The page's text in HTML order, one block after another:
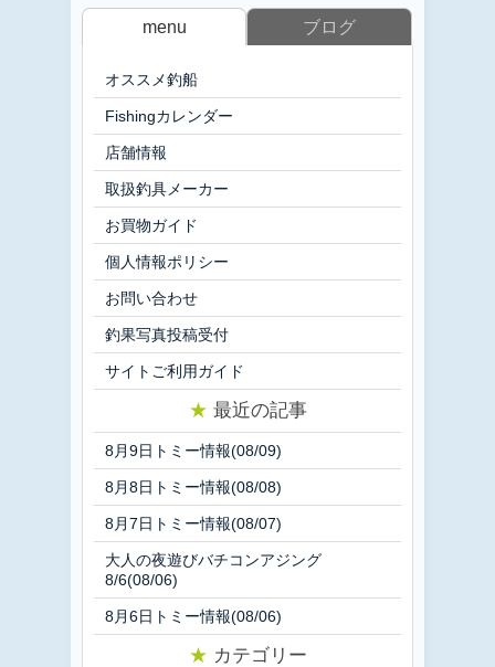
menu ブログ
オススメ釣船
Fishingカレンダー
店舗情報
取扱釣具メーカー
お買物ガイド
個人情報ポリシー
お問い合わせ
釣果写真投稿受付
サイトご利用ガイド
★ 最近の記事
8月9日トミー情報(08/09)
8月8日トミー情報(08/08)
8月7日トミー情報(08/07)
大人の夜遊びバチコンアジング
8/6(08/06)
8月6日トミー情報(08/06)
★ カテゴリー